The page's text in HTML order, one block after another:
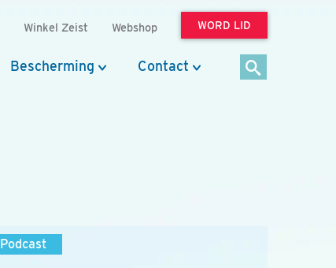
Winkel Zeist Webshop WORD LID
Bescherming Contact
Podcast